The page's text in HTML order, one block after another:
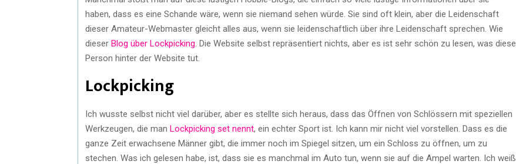
haben, dass es eine Schande wäre, wenn sie niemand sehen würde. Sie sind oft klein, aber die Leidenschaft
dieser Amateur-Webmaster gleicht alles aus, wenn sie leidenschaftlich über ihre Leidenschaft sprechen. Wie
dieser Blog über Lockpicking . Die Website selbst repräsentiert nichts, aber es ist sehr schön zu lesen, was diese
Person hinter der Website tut.
Lockpicking
Ich wusste selbst nicht viel darüber, aber es stellte sich heraus, dass das Öffnen von Schlössern mit speziellen
Werkzeugen, die man Lockpicking set nennt, ein echter Sport ist. Ich kann mir nicht viel vorstellen. Dass es die
ganze Zeit erwachsene Männer gibt, die immer noch im Spiegel sitzen, um ein Schloss zu öffnen, um zu
stechen. Was ich gelesen habe, ist, dass sie es manchmal im Auto tun, wenn sie auf die Ampel warten. Ich weiß